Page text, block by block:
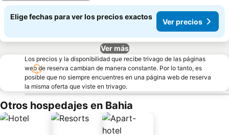
Elige fechas para ver los precios exactos
Ver precios
Ver más
Los precios y la disponibilidad que recibe trivago de las páginas
web de reserva cambian de manera constante. Por lo tanto, es
posible que no siempre encuentres en una página web de reserva
la misma oferta que viste en trivago.
Otros hospedajes en Bahia